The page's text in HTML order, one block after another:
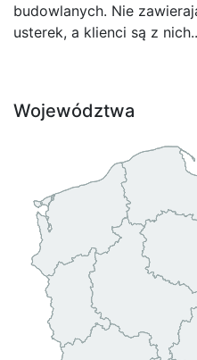
budowlanych. Nie
usterek, a klienci są z
Województwa